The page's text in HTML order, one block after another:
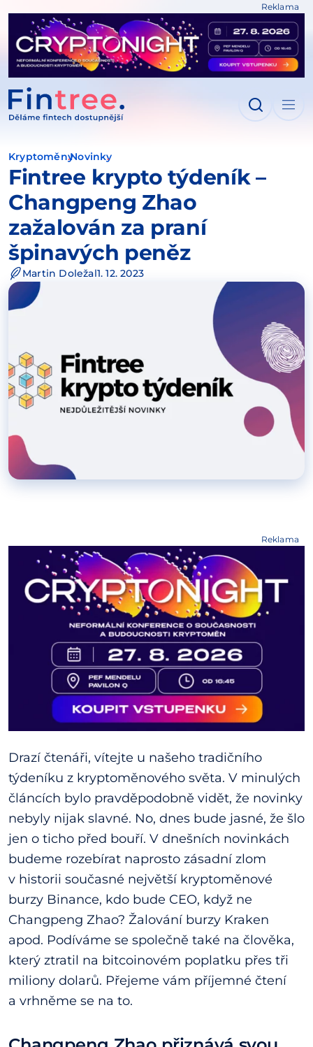
Reklama
KryptoměnyNovinky
Fintree krypto týdeník –
Changpeng Zhao
zažalován za praní
špinavých peněz
Martin Doležal1. 12. 2023
Reklama
Drazí čtenáři, vítejte u našeho tradičního
týdeníku z kryptoměnového světa. V minulých
článcích bylo pravděpodobně vidět, že novinky
nebyly nijak slavné. No, dnes bude jasné, že šlo
jen o ticho před bouří. V dnešních novinkách
budeme rozebírat naprosto zásadní zlom
v historii současné největší kryptoměnové
burzy Binance, kdo bude CEO, když ne
Changpeng Zhao? Žalování burzy Kraken
apod. Podíváme se společně také na člověka,
který ztratil na bitcoinovém poplatku přes tři
miliony dolarů. Přejeme vám příjemné čtení
a vrhněme se na to.